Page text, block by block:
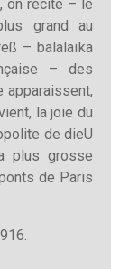
on récite – le
grand au
– balalaïka
– des
apparaissent,
la joie du
de dieU
plus grosse
de Paris